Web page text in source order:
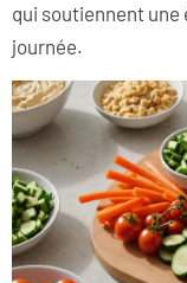
qui soutiennent une
journée.